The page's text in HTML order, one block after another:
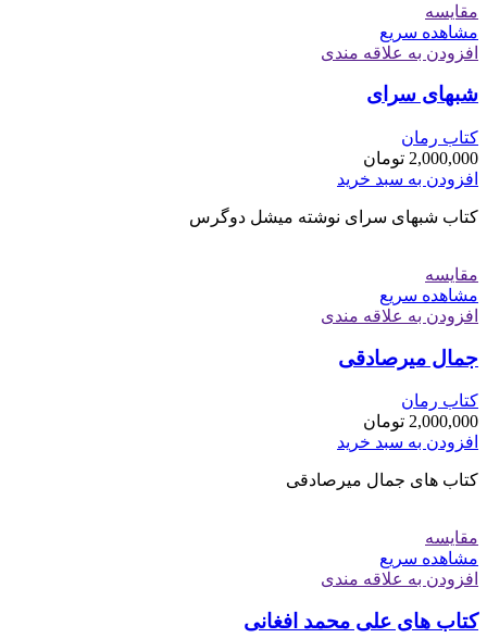
مقایسه
مشاهده سریع
افزودن به علاقه مندی
شبهای سرای
کتاب رمان
2,000,000 تومان
افزودن به سبد خرید
کتاب شبهای سرای نوشته میشل دوگرس
مقایسه
مشاهده سریع
افزودن به علاقه مندی
جمال میرصادقی
کتاب رمان
2,000,000 تومان
افزودن به سبد خرید
کتاب های جمال میرصادقی
مقایسه
مشاهده سریع
افزودن به علاقه مندی
کتاب های علی محمد افغانی